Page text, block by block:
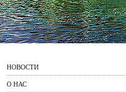
НОВОСТИ
О НАС